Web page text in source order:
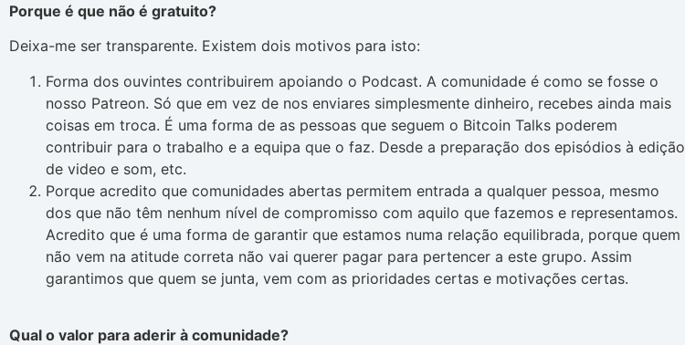
Porque é que não é gratuito?
Deixa-me ser transparente. Existem dois motivos para isto:
Forma dos ouvintes contribuirem apoiando o Podcast. A comunidade é como se fosse o
nosso Patreon. Só que em vez de nos enviares simplesmente dinheiro, recebes ainda mais
coisas em troca. É uma forma de as pessoas que seguem o Bitcoin Talks poderem
contribuir para o trabalho e a equipa que o faz. Desde a preparação dos episódios à edição
de video e som, etc.
Porque acredito que comunidades abertas permitem entrada a qualquer pessoa, mesmo
dos que não têm nenhum nível de compromisso com aquilo que fazemos e representamos.
Acredito que é uma forma de garantir que estamos numa relação equilibrada, porque quem
não vem na atitude correta não vai querer pagar para pertencer a este grupo. Assim
garantimos que quem se junta, vem com as prioridades certas e motivações certas.
Qual o valor para aderir à comunidade?